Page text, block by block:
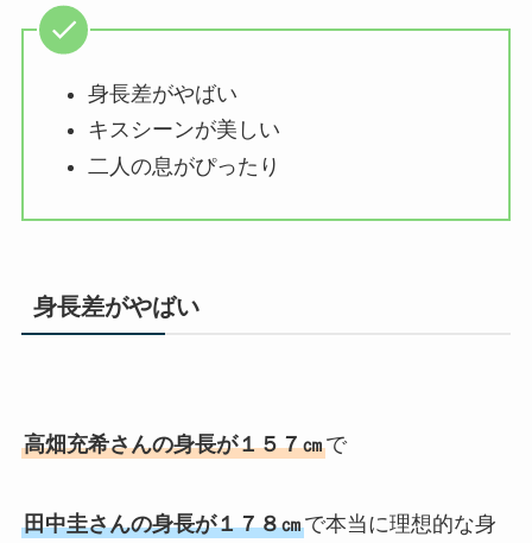
身長差がやばい
キスシーンが美しい
二人の息がぴったり
身長差がやばい
高畑充希さんの身長が１５７㎝で
田中圭さんの身長が１７８㎝で本当に理想的な身